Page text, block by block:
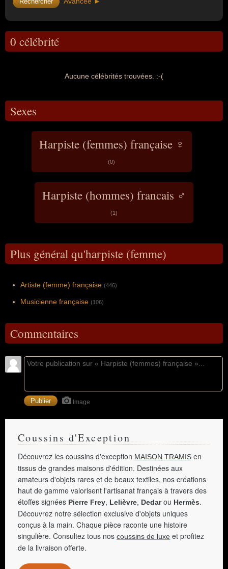
0 célébrité
Aucune célébrités trouvées. :-(
Sexes
Harpiste (femmes) française ♀
(0)
Harpiste (hommes) francais ♂
(1)
Plus général qu'harpiste (femme)
Artiste (femme) française (446)
Musicienne française (106)
Commentaires
Image
Coussins d'Exception
Découvrez les coussins d'exception MAISON TRAMIS en
tissus de grandes maisons d'édition. Destinées aux
amateurs d'objets rares et de beaux textiles, nos créations
haut de gamme valorisent l'artisanat français à travers des
étoffes signées Pierre Frey, Lelièvre, Dedarou Hermès.
Découvrez notre sélection exclusive d'objets uniques
conçus à la main. Chaque pièce raconte une histoire
singulière. Consultez tous nos coussins de luxe et profitez
de la livraison offerte.